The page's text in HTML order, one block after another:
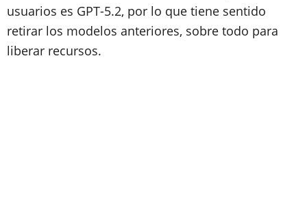
usuarios es GPT-5.2, por lo que tiene sentido
retirar los modelos anteriores, sobre todo para
liberar recursos.